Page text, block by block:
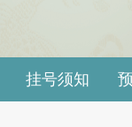
挂号须知